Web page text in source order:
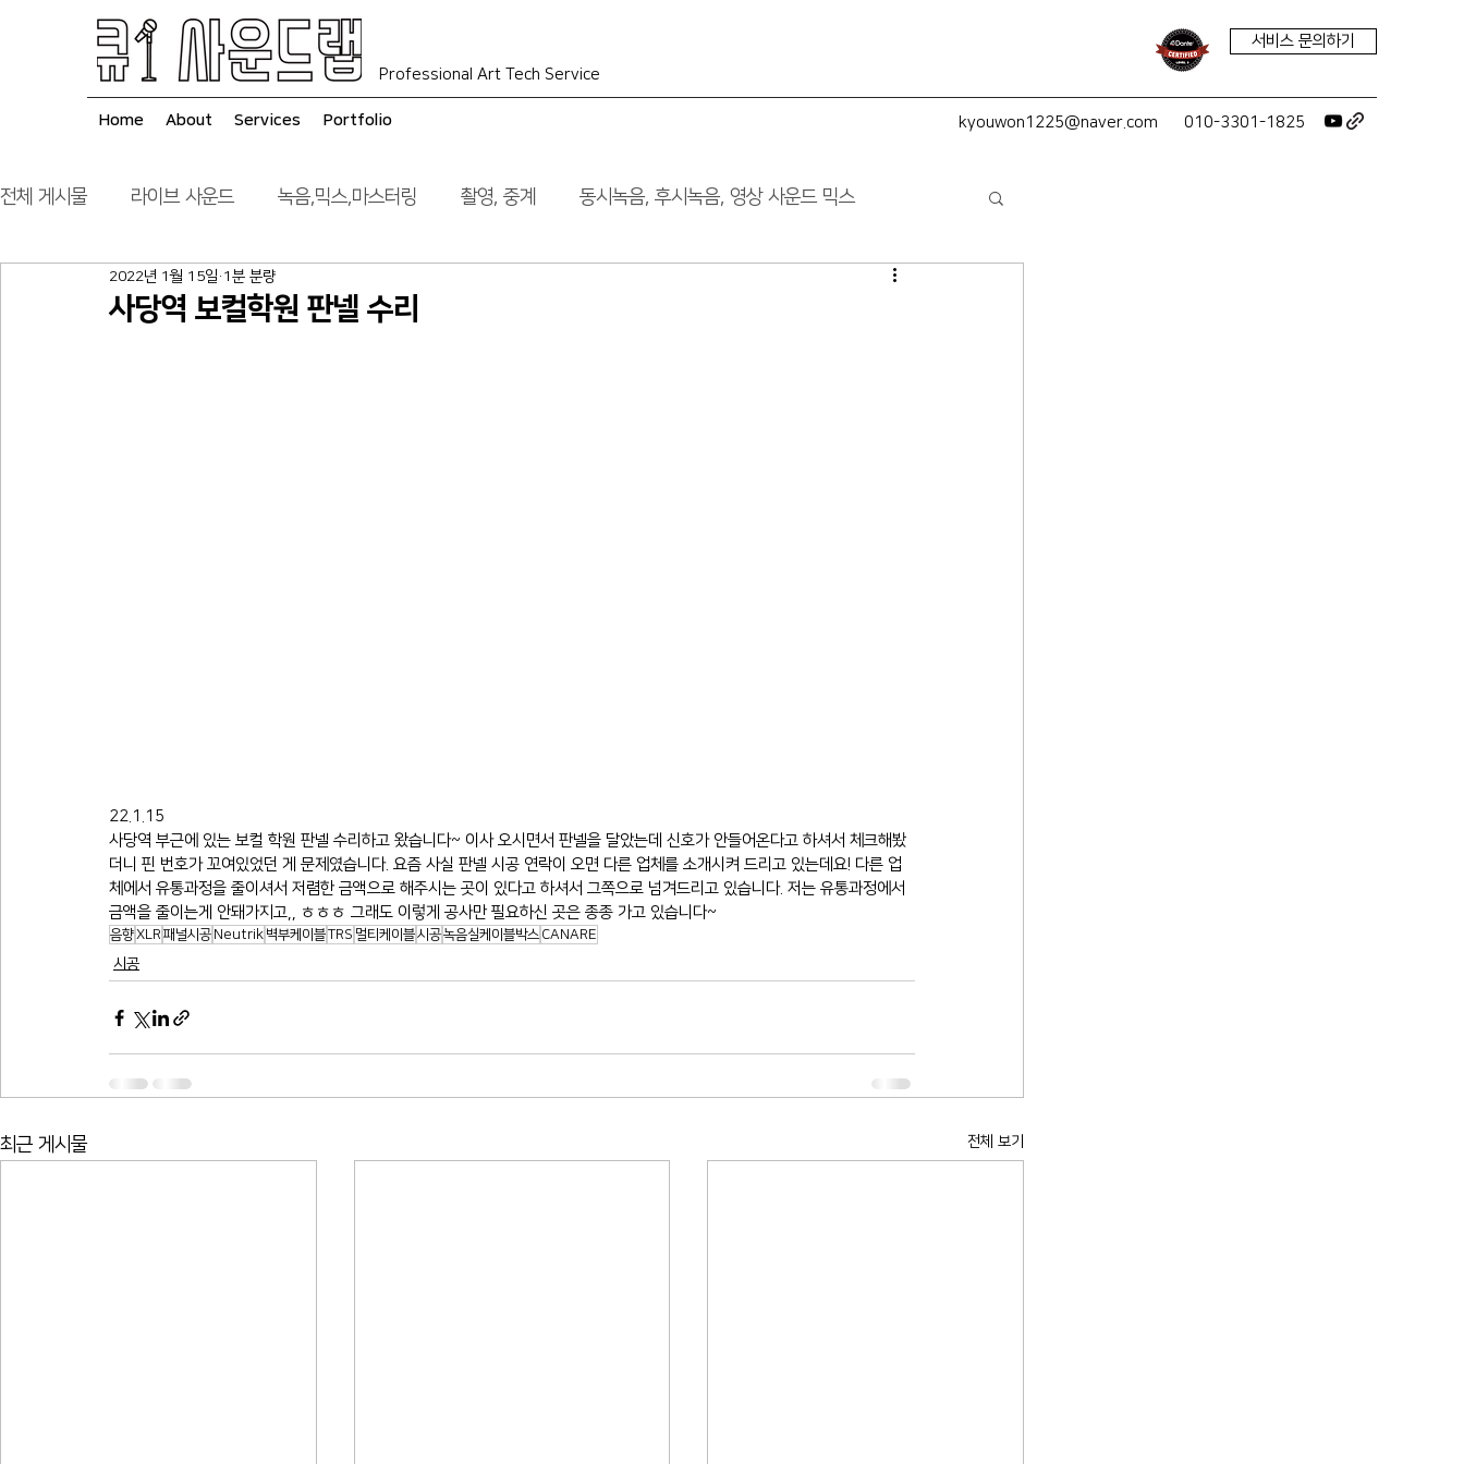
Professional Art Tech Service
서비스 문의하기
Home About Services Portfolio kyouwon1225@naver.com 010-3301-1825
전체 게시물 라이브 사운드 녹음,믹스,마스터링 촬영, 중계 동시녹음, 후시녹음, 영상 사운드 믹스
음향 시스템 컨설팅 시공
사당역 보컬학원 판넬 수리
2022년 1월 15일 1분 분량
22.1.15
사당역 부근에 있는 보컬 학원 판넬 수리하고 왔습니다~ 이사 오시면서 판넬을 달았는데 신호가 안들어온다고 하셔서 체크해봤
더니 핀 번호가 꼬여있었던 게 문제였습니다. 요즘 사실 판넬 시공 연락이 오면 다른 업체를 소개시켜 드리고 있는데요! 다른 업
체에서 유통과정을 줄이셔서 저렴한 금액으로 해주시는 곳이 있다고 하셔서 그쪽으로 넘겨드리고 있습니다. 저는 유통과정에서
금액을 줄이는게 안돼가지고,, ㅎㅎㅎ 그래도 이렇게 공사만 필요하신 곳은 종종 가고 있습니다~
음향XLR 패널시공 Neutrik 벽부케이블TRS 멀티케이블시공녹음실케이블박스 CANARE
시공
최근 게시물 전체 보기